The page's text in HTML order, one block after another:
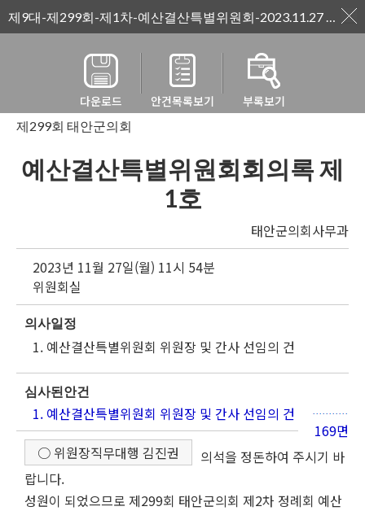
제9대-제299회-제1차-예산결산특별위원회-2023.11.27 월요일
다운로드 안건목록보기 부록보기
제299회 태안군의회
예산결산특별위원회회의록 제
1호
태안군의회사무과
2023년 11월 27일(월) 11시 54분
위원회실
의사일정
1. 예산결산특별위원회 위원장 및 간사 선임의 건
심사된안건
1. 예산결산특별위원회 위원장 및 간사 선임의 건
169면
○ 위원장직무대행 김진권
의석을 정돈하여 주시기 바
랍니다.
성원이 되었으므로 제299회 태안군의회 제2차 정례회 예산